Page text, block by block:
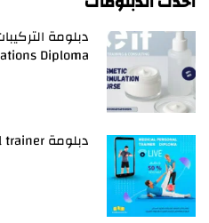
Diploma
دبلومة Medical personal trainer